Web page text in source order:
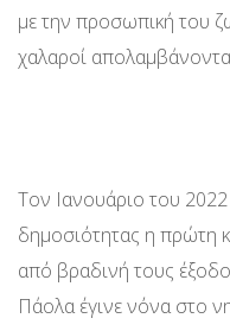
με την προσωπική του
χαλαροί
Τον Ιανουάριο του
δημοσιότητας η πρώτη
από βραδινή τους
Πάολα έγινε νόνα στο